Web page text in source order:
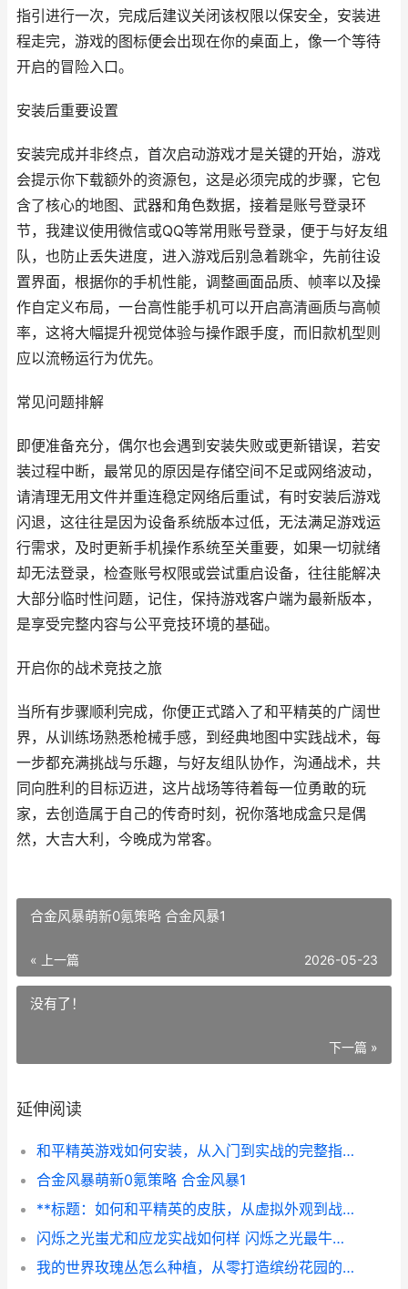
指引进行一次，完成后建议关闭该权限以保安全，安装进
程走完，游戏的图标便会出现在你的桌面上，像一个等待
开启的冒险入口。
安装后重要设置
安装完成并非终点，首次启动游戏才是关键的开始，游戏
会提示你下载额外的资源包，这是必须完成的步骤，它包
含了核心的地图、武器和角色数据，接着是账号登录环
节，我建议使用微信或QQ等常用账号登录，便于与好友组
队，也防止丢失进度，进入游戏后别急着跳伞，先前往设
置界面，根据你的手机性能，调整画面品质、帧率以及操
作自定义布局，一台高性能手机可以开启高清画质与高帧
率，这将大幅提升视觉体验与操作跟手度，而旧款机型则
应以流畅运行为优先。
常见问题排解
即便准备充分，偶尔也会遇到安装失败或更新错误，若安
装过程中断，最常见的原因是存储空间不足或网络波动，
请清理无用文件并重连稳定网络后重试，有时安装后游戏
闪退，这往往是因为设备系统版本过低，无法满足游戏运
行需求，及时更新手机操作系统至关重要，如果一切就绪
却无法登录，检查账号权限或尝试重启设备，往往能解决
大部分临时性问题，记住，保持游戏客户端为最新版本，
是享受完整内容与公平竞技环境的基础。
开启你的战术竞技之旅
当所有步骤顺利完成，你便正式踏入了和平精英的广阔世
界，从训练场熟悉枪械手感，到经典地图中实践战术，每
一步都充满挑战与乐趣，与好友组队协作，沟通战术，共
同向胜利的目标迈进，这片战场等待着每一位勇敢的玩
家，去创造属于自己的传奇时刻，祝你落地成盒只是偶
然，大吉大利，今晚成为常客。
合金风暴萌新0氪策略 合金风暴1
« 上一篇 2026-05-23
没有了！
下一篇 »
延伸阅读
和平精英游戏如何安装，从入门到实战的完整指南
合金风暴萌新0氪策略 合金风暴1
**标题：如何和平精英的皮肤，从虚拟外观到战术艺术的思考，副标题：一名资深玩家的深度解析**
闪烁之光蚩尤和应龙实战如何样 闪烁之光最牛的阵容
我的世界玫瑰丛怎么种植，从零打造缤纷花园的奥秘